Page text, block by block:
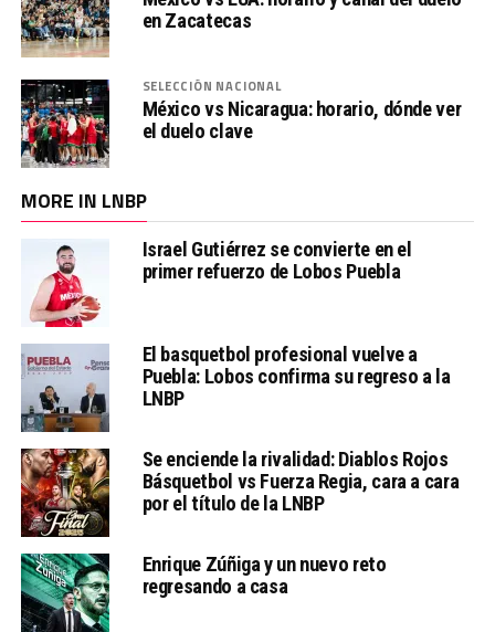
en Zacatecas
SELECCIÓN NACIONAL
México vs Nicaragua: horario, dónde ver
el duelo clave
MORE IN LNBP
Israel Gutiérrez se convierte en el
primer refuerzo de Lobos Puebla
El basquetbol profesional vuelve a
Puebla: Lobos confirma su regreso a la
LNBP
Se enciende la rivalidad: Diablos Rojos
Básquetbol vs Fuerza Regia, cara a cara
por el título de la LNBP
Enrique Zúñiga y un nuevo reto
regresando a casa